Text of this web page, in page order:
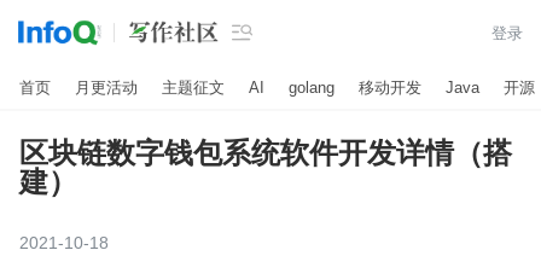
 登录
首页 月更活动 主题征文 AI golang 移动开发 Java 开源
区块链数字钱包系统软件开发详情（搭
建）
2021-10-18